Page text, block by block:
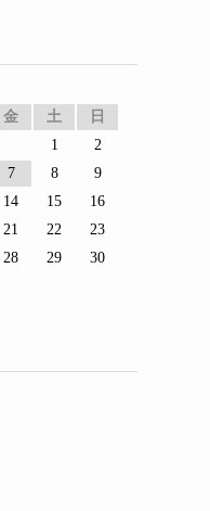
金 土
日
1
2
7 8
9
14 15
16
21 22
23
28 29
30